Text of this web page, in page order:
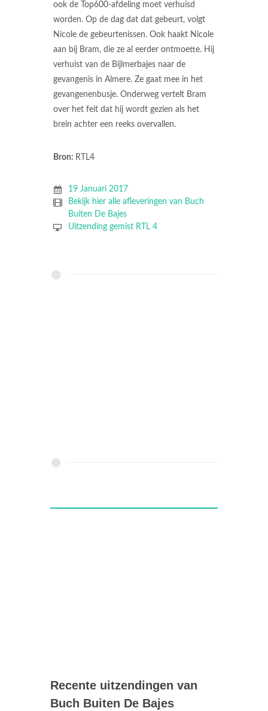
ook de Top600-afdeling moet verhuisd
worden. Op de dag dat dat gebeurt, volgt
Nicole de gebeurtenissen. Ook haakt Nicole
aan bij Bram, die ze al eerder ontmoette. Hij
verhuist van de Bijlmerbajes naar de
gevangenis in Almere. Ze gaat mee in het
gevangenenbusje. Onderweg vertelt Bram
over het feit dat hij wordt gezien als het
brein achter een reeks overvallen.
Bron: RTL4
19 Januari 2017
Bekijk hier alle afleveringen van Buch
Buiten De Bajes
Uitzending gemist RTL 4
Recente uitzendingen van
Buch Buiten De Bajes